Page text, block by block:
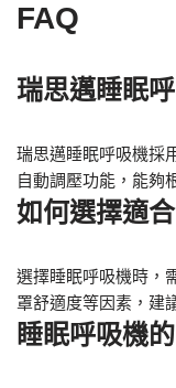
FAQ
瑞思邁睡眠
瑞思邁睡眠呼吸機採
自動調壓功能，能夠
如何選擇適
選擇睡眠呼吸機時，
罩舒適度等因素，建
睡眠呼吸機